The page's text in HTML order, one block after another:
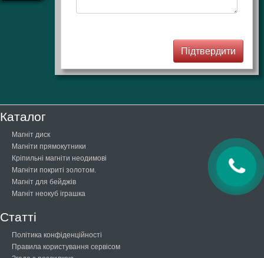
Каталог
Магніт диск
Магніти прямокутники
Кріпильні магніти неодимові
Магніти покриті золотом.
Магніт для бейджів
Магніт неокуб іграшка
Статті
Політика конфіденційності
Правила користування сервісом